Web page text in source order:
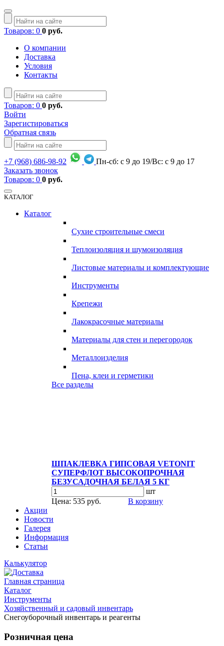
Товаров: 0 0 руб.
О компании
Доставка
Условия
Контакты
Товаров: 0 0 руб.
Войти
Зарегистироваться
Обратная связь
+7 (968) 686-98-92
Пн-сб: с 9 до 19/Вс: с 9 до 17
Заказать звонок
Товаров: 0 0 руб.
КАТАЛОГ
Каталог
Сухие строительные смеси
Теплоизоляция и шумоизоляция
Листовые материалы и комплектующие
Инструменты
Крепежи
Лакокрасочные материалы
Материалы для стен и перегородок
Металлоизделия
Пена, клеи и герметики
Все разделы
ШПАКЛЕВКА ГИПСОВАЯ VETONIT
СУПЕРФЛОТ ВЫСОКОПРОЧНАЯ
БЕЗУСАДОЧНАЯ БЕЛАЯ 5 КГ
шт
Цена: 535 руб.
В корзину
Акции
Новости
Галерея
Информация
Статьи
Калькулятор
Главная страница
Каталог
Инструменты
Хозяйственный и садовый инвентарь
Снегоуборочный инвентарь и реагенты
Розничная цена